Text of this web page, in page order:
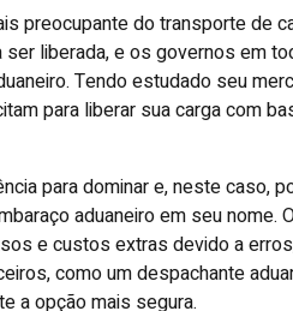
preocupante do transporte de
liberada, e os governos em
Tendo estudado seu
para liberar sua carga com
para dominar e, neste caso,
aduaneiro em seu nome.
e custos extras devido a
como um despachante
a opção mais segura.